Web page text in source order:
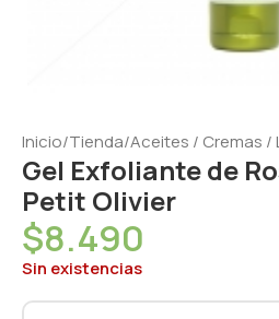
Inicio/Tienda/Aceites / Cremas /
Gel Exfoliante de
Petit Olivier
$8.490
Sin existencias